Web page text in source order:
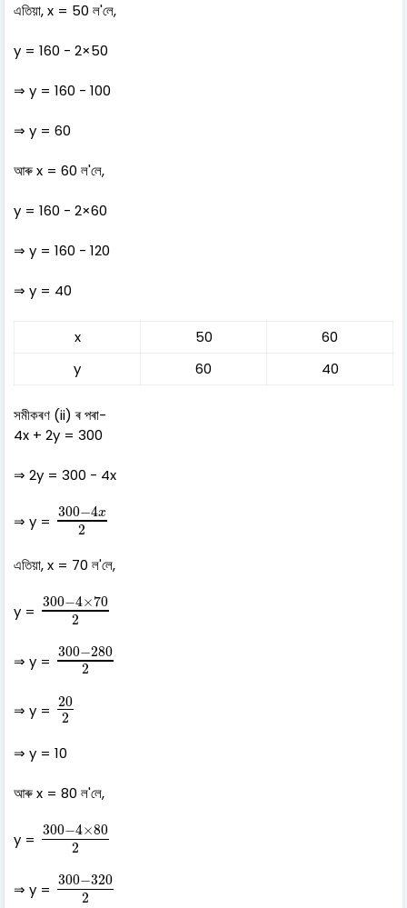
এতিয়া, x = 50 ল'লে,
y = 160 - 2×50
⇒ y = 160 - 100
⇒ y = 60
আৰু x = 60 ল'লে,
y = 160 - 2×60
⇒ y = 160 - 120
⇒ y = 40
x 50
60
y
60 40
সমীকৰণ (ii) ৰ পৰা-
4x + 2y = 300
⇒ 2y = 300 - 4x
⇒ y = 300−4x
2
300 −4x
এতিয়া, x = 70 ল'লে,
y = 300−4×70
2
300 −4×70
⇒ y = 300−280
2
300 −280
⇒ y = 20
2
20
⇒ y = 10
আৰু x = 80 ল'লে,
y = 300−4×80
2
300 −4×80
⇒ y = 300−320
2
300 −320